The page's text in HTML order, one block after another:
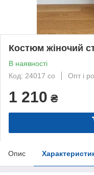
Костюм жіночий
В наявності
Код: 24017 со
Опт і
1 210 ₴
Опис